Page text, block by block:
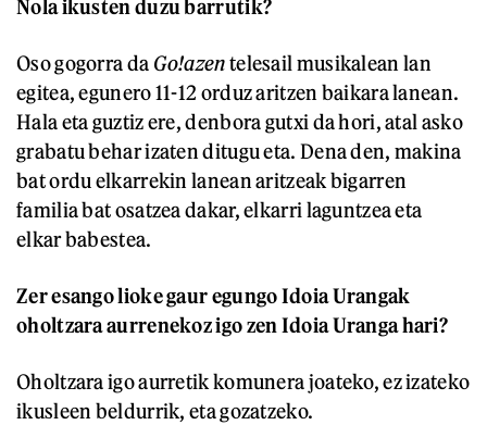
Nola ikusten duzu barrutik?
Oso gogorra da Go!azentelesail musikalean lan
egitea, egunero 11-12 orduz aritzen baikara lanean.
Hala eta guztiz ere, denbora gutxi da hori, atal asko
grabatu behar izaten ditugu eta. Dena den, makina
bat ordu elkarrekin lanean aritzeak bigarren
familia bat osatzea dakar, elkarri laguntzea eta
elkar babestea.
Zer esango lioke gaur egungo Idoia Urangak
oholtzara aurrenekoz igo zen Idoia Uranga hari?
Oholtzara igo aurretik komunera joateko, ez izateko
ikusleen beldurrik, eta gozatzeko.